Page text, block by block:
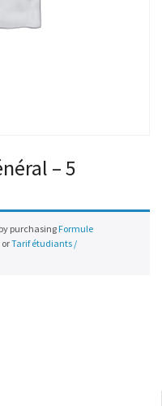
– 5
purchasing Formule
orTarif étudiants /